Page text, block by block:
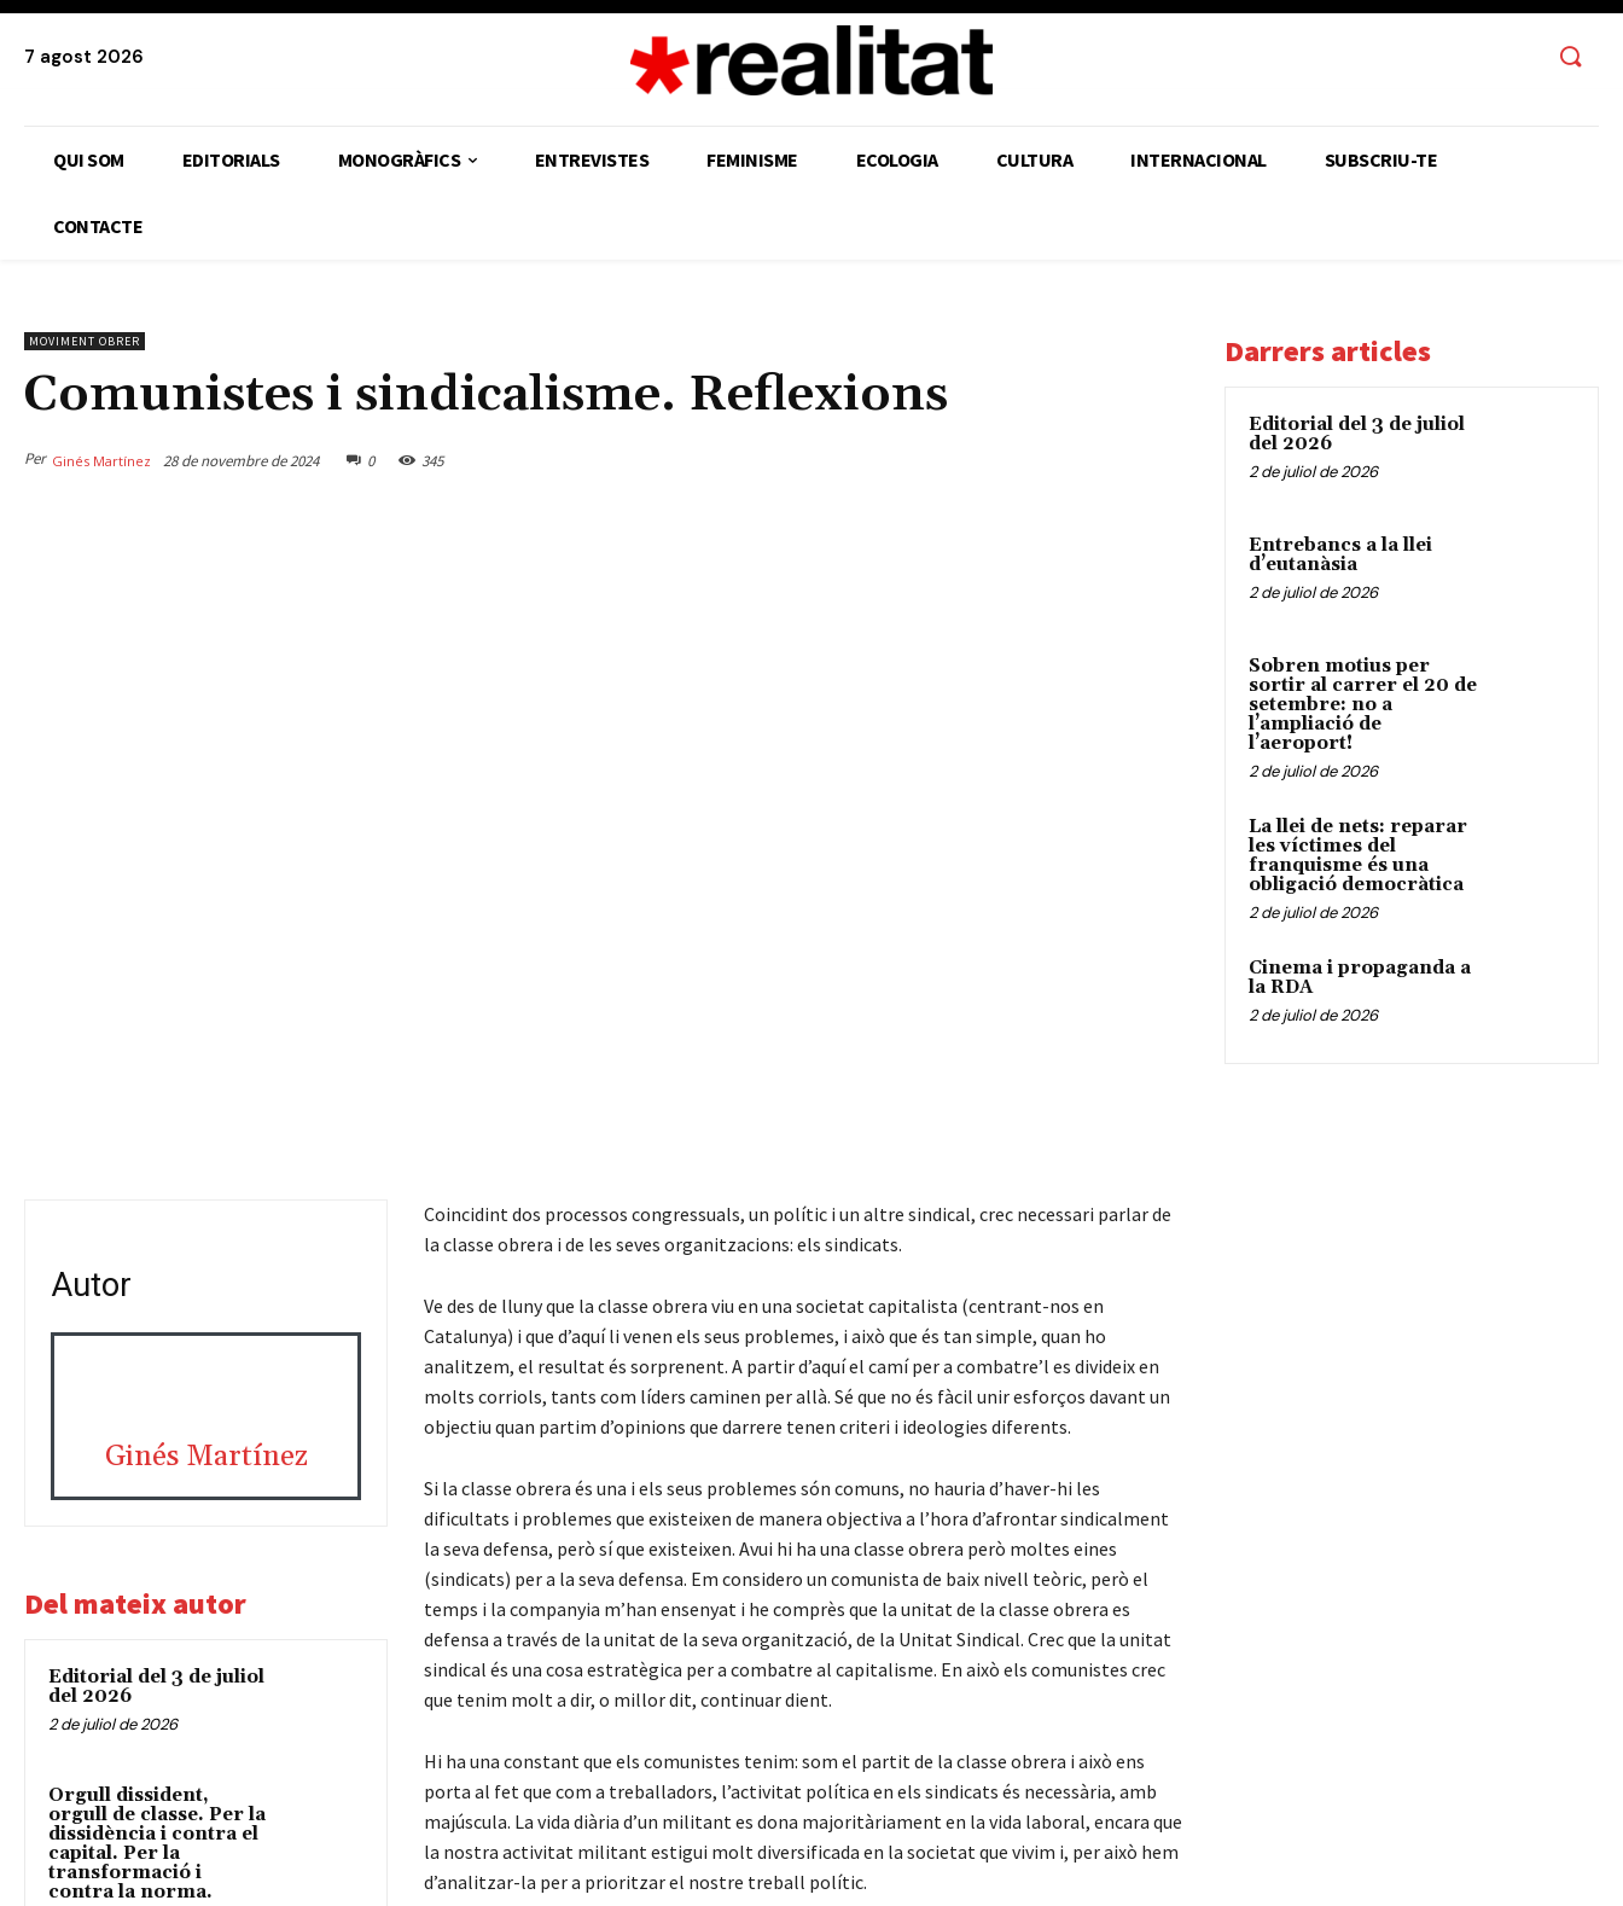
7 agost 2026
QUI SOM EDITORIALS MONOGRÀFICS ENTREVISTES FEMINISME ECOLOGIA CULTURA INTERNACIONAL SUBSCRIU-TE
CONTACTE
MOVIMENT OBRER
Comunistes i sindicalisme. Reflexions
Per Ginés Martínez 28 de novembre de 2024 0 345
Autor
Ginés Martínez
Del mateix autor
Editorial del 3 de juliol
del 2026
2 de juliol de 2026
Orgull dissident,
orgull de classe. Per la
dissidència i contra el
capital. Per la
transformació i
contra la norma.
Coincidint dos processos congressuals, un polític i un altre sindical, crec necessari parlar de
la classe obrera i de les seves organitzacions: els sindicats.
Ve des de lluny que la classe obrera viu en una societat capitalista (centrant-nos en
Catalunya) i que d’aquí li venen els seus problemes, i això que és tan simple, quan ho
analitzem, el resultat és sorprenent. A partir d’aquí el camí per a combatre’l es divideix en
molts corriols, tants com líders caminen per allà. Sé que no és fàcil unir esforços davant un
objectiu quan partim d’opinions que darrere tenen criteri i ideologies diferents.
Si la classe obrera és una i els seus problemes són comuns, no hauria d’haver-hi les
dificultats i problemes que existeixen de manera objectiva a l’hora d’afrontar sindicalment
la seva defensa, però sí que existeixen. Avui hi ha una classe obrera però moltes eines
(sindicats) per a la seva defensa. Em considero un comunista de baix nivell teòric, però el
temps i la companyia m’han ensenyat i he comprès que la unitat de la classe obrera es
defensa a través de la unitat de la seva organització, de la Unitat Sindical. Crec que la unitat
sindical és una cosa estratègica per a combatre al capitalisme. En això els comunistes crec
que tenim molt a dir, o millor dit, continuar dient.
Hi ha una constant que els comunistes tenim: som el partit de la classe obrera i això ens
porta al fet que com a treballadors, l’activitat política en els sindicats és necessària, amb
majúscula. La vida diària d’un militant es dona majoritàriament en la vida laboral, encara que
la nostra activitat militant estigui molt diversificada en la societat que vivim i, per això hem
d’analitzar-la per a prioritzar el nostre treball polític.
Darrers articles
Editorial del 3 de juliol
del 2026
2 de juliol de 2026
Entrebancs a la llei
d’eutanàsia
2 de juliol de 2026
Sobren motius per
sortir al carrer el 20 de
setembre: no a
l’ampliació de
l’aeroport!
2 de juliol de 2026
La llei de nets: reparar
les víctimes del
franquisme és una
obligació democràtica
2 de juliol de 2026
Cinema i propaganda a
la RDA
2 de juliol de 2026